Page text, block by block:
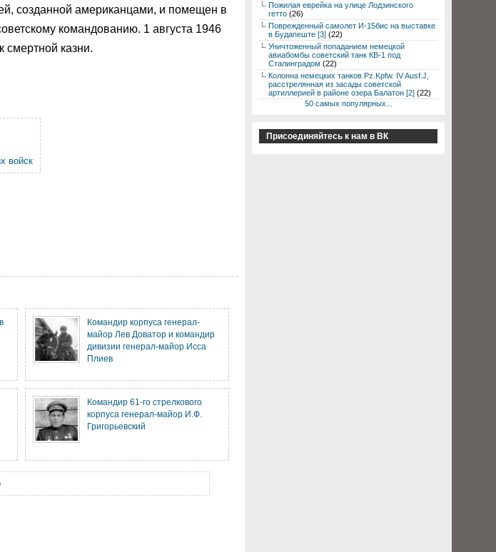
созданной американцами, и помещен в
командованию. 1 августа 1946
смертной казни.
войск
Командир корпуса генерал-
майор Лев Доватор и командир
дивизии генерал-майор Исса
Плиев
Командир 61-го стрелкового
корпуса генерал-майор И.Ф.
Григорьевский
Пожилая еврейка на улице Лодзинского
гетто (26)
Поврежденный самолет И-15бис на выставке
в Будапеште [3] (22)
Уничтоженный попаданием немецкой
авиабомбы советский танк КВ-1 под
Сталинградом (22)
Колонна немецких танков Pz.Kpfw. IV Ausf.J,
расстрелянная из засады советской
артиллерией в районе озера Балатон [2] (22)
50 самых популярных...
Присоединяйтесь к нам в ВК